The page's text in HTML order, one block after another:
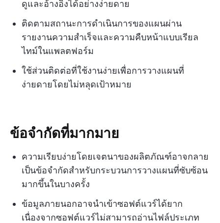
ดูและอ้างอิงได้อย่างง่ายดาย
ติดตามสถานะการดำเนินการของแผนผ่าน
รายงานความสำเร็จและความคืบหน้าแบบเรียล
ไทม์ในแพลตฟอร์ม
ใช้ส่วนติดต่อที่ใช้งานง่ายเพื่อการวางแผนที่
ง่ายดายโดยไม่หลุดเป้าหมาย
ข้อจำกัดที่มากมาย
ความเรียบง่ายโดยเจตนาของผลิตภัณฑ์อาจกลาย
เป็นข้อจำกัดสำหรับกระบวนการวางแผนที่ซับซ้อน
มากขึ้นในบางครั้ง
ข้อมูลภายนอกอาจนำเข้าซอฟต์แวร์ได้ยาก
เนื่องจากซอฟต์แวร์ไม่สามารถอ่านไฟล์ประเภท